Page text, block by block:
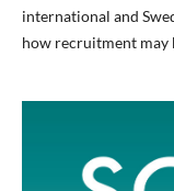
international and
how recruitment may